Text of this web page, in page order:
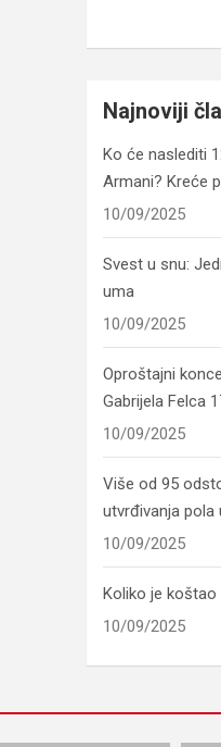
Najnoviji
Ko će naslediti
Armani? Kreće
10/09/2025
Svest u snu:
uma
10/09/2025
Oproštajni
Gabrijela Felca
10/09/2025
Više od 95
utvrđivanja pola
10/09/2025
Koliko je koštao
10/09/2025